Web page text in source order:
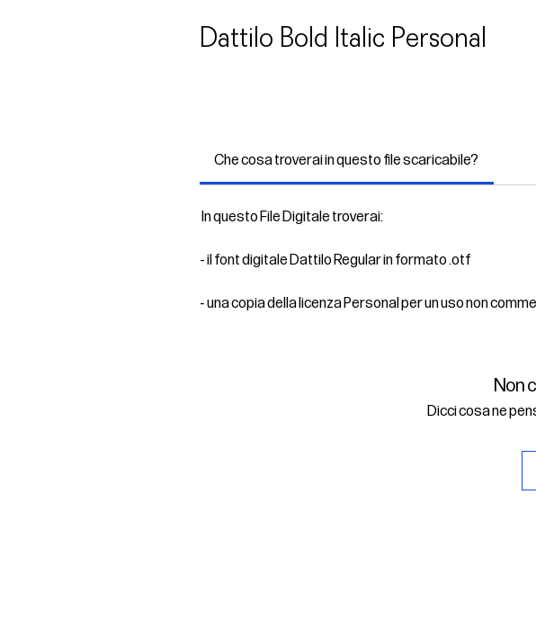
Dattilo Bold Italic Personal
Che cosa troverai in questo file scaricabile?
In questo File Digitale troverai:
- il font digitale Dattilo Regular in formato .otf
- una copia della licenza Personal per un uso non
Non
Dicci cosa ne